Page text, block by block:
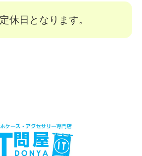
休日となります。